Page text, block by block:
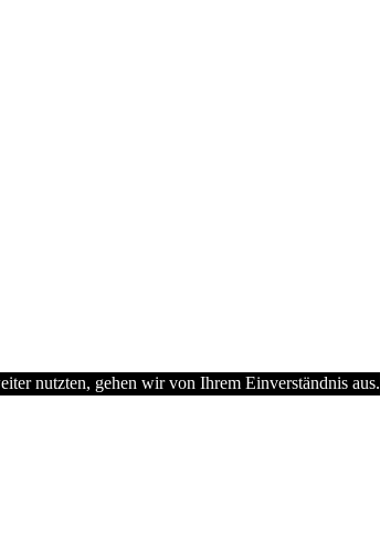
nutzten, gehen wir von Ihrem Einverständnis aus.